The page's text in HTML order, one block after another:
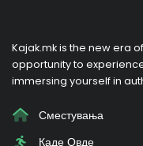
Kajak.mk is the new era
opportunity to
immersing yourself in
Сместувања
Каде Овде